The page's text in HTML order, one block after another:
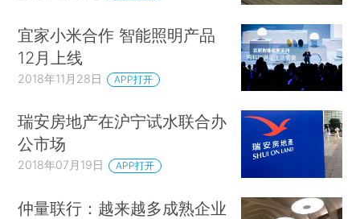
宜家小米合作 智能照明产品
12月上线
2018年11月28日 APP打开
瑞安房地产在沪宁试水联合办
公市场
2018年07月19日 APP打开
仲量联行：越来越多成熟企业